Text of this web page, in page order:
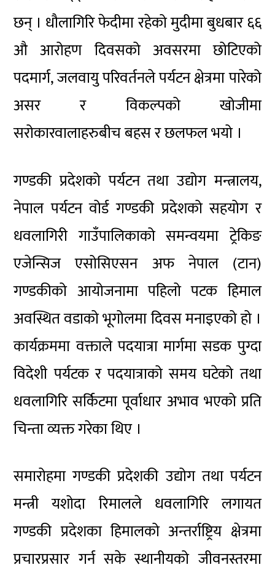
छन् । धौलागिरि फेदीमा रहेको मुदीमा बुधबार ६६
औ आरोहण दिवसको अवसरमा छोटिएको
पदमार्ग, जलवायु परिवर्तनले पर्यटन क्षेत्रमा पारेको
असर र विकल्पको खोजीमा
सरोकारवालाहरुबीच बहस र छलफल भयो ।
गण्डकी प्रदेशको पर्यटन तथा उद्योग मन्त्रालय,
नेपाल पर्यटन वोर्ड गण्डकी प्रदेशको सहयोग र
धवलागिरी गाउँपालिकाको समन्वयमा ट्रेकिङ
एजेन्सिज एसोसिएसन अफ नेपाल (टान)
गण्डकीको आयोजनामा पहिलो पटक हिमाल
अवस्थित वडाको भूगोलमा दिवस मनाइएको हो ।
कार्यक्रममा वक्ताले पदयात्रा मार्गमा सडक पुग्दा
विदेशी पर्यटक र पदयात्राको समय घटेको तथा
धवलागिरि सर्किटमा पूर्वाधार अभाव भएको प्रति
चिन्ता व्यक्त गरेका थिए ।
समारोहमा गण्डकी प्रदेशकी उद्योग तथा पर्यटन
मन्त्री यशोदा रिमालले धवलागिरि लगायत
गण्डकी प्रदेशका हिमालको अन्तर्राष्ट्रिय क्षेत्रमा
प्रचारप्रसार गर्न सके स्थानीयको जीवनस्तरमा